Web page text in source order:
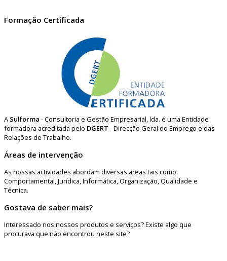
Formação Certificada
A Sulforma - Consultoria e Gestão Empresarial, lda. é uma Entidade
formadora acreditada pelo DGERT - Direcção Geral do Emprego e das
Relações de Trabalho.
Áreas de intervenção
As nossas actividades abordam diversas áreas tais como:
Comportamental, Jurídica, Informática, Organização, Qualidade e
Técnica.
Gostava de saber mais?
Interessado nos nossos produtos e serviços? Existe algo que
procurava que não encontrou neste site?